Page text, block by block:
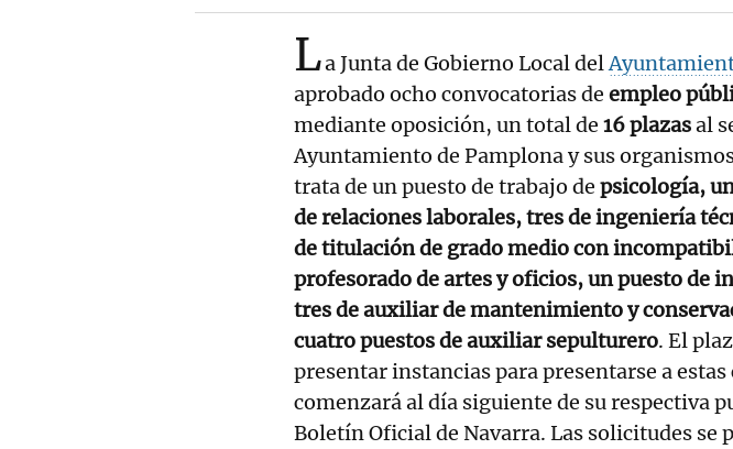
La Junta de Gobierno Local del
aprobado ocho convocatorias de empleo
mediante oposición, un total de 16 plazasal
Ayuntamiento de Pamplona y sus
trata de un puesto de trabajo de psicología,
de relaciones laborales, tres de ingeniería
de titulación de grado medio con
profesorado de artes y oficios, un puesto de
tres de auxiliar de mantenimiento y
cuatro puestos de auxiliar sepulturero. El
presentar instancias para presentarse a
comenzará al día siguiente de su respectiva
Boletín Oficial de Navarra. Las solicitudes se